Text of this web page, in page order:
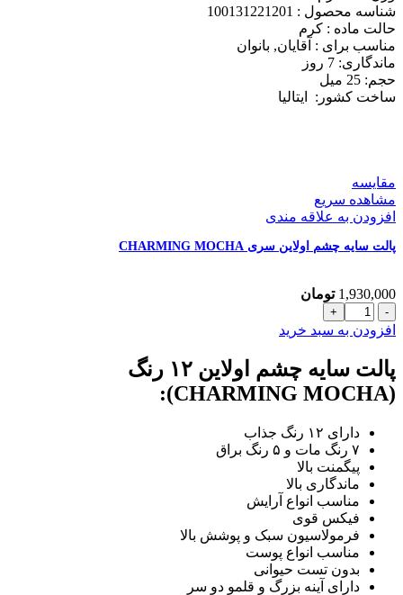
مدل
SEVEN
DAYS
حجم
25
میل
شناسه محصول : 100131221201
حالت ماده : کرم
مناسب برای : آقایان, بانوان
ماندگاری: 7
روز
حجم: 25
میل
ساخت کشور:
ایتالیا
مقایسه
مشاهده سریع
افزودن به علاقه مندی
پالت سایه چشم اولاین سری CHARMING MOCHA
1,930,000 تومان
پالت
سایه
سری
CHARMING
عدد
افزودن به سبد خرید
پالت سایه چشم اولاین ۱۲ رنگ
(CHARMING MOCHA):
دارای ۱۲ رنگ جذاب
۷ رنگ مات و ۵ رنگ براق
پیگمنت بالا
ماندگاری بالا
مناسب انواع آرایش
فیکس قوی
فرمولاسیون سبک و پوشش بالا
مناسب انواع پوست
بدون تست حیوانی
دارای آینه بزرگ و قلمو دو سر